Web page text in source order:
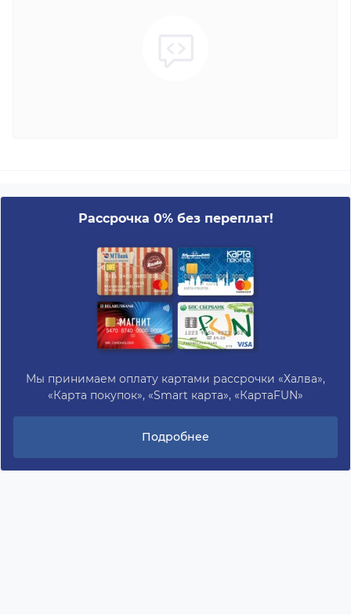
Рассрочка 0% без переплат!
Мы принимаем оплату картами рассрочки «Халва»,
«Карта покупок», «Smart карта», «КартаFUN»
Подробнее